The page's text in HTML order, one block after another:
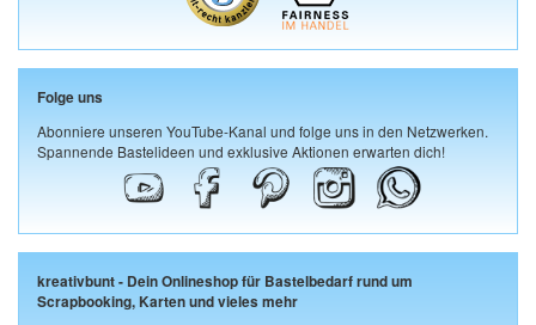
Folge uns
Abonniere unseren YouTube-Kanal und folge uns in den Netzwerken.
Spannende Bastelideen und exklusive Aktionen erwarten dich!
kreativbunt - Dein Onlineshop für Bastelbedarf rund um
Scrapbooking, Karten und vieles mehr